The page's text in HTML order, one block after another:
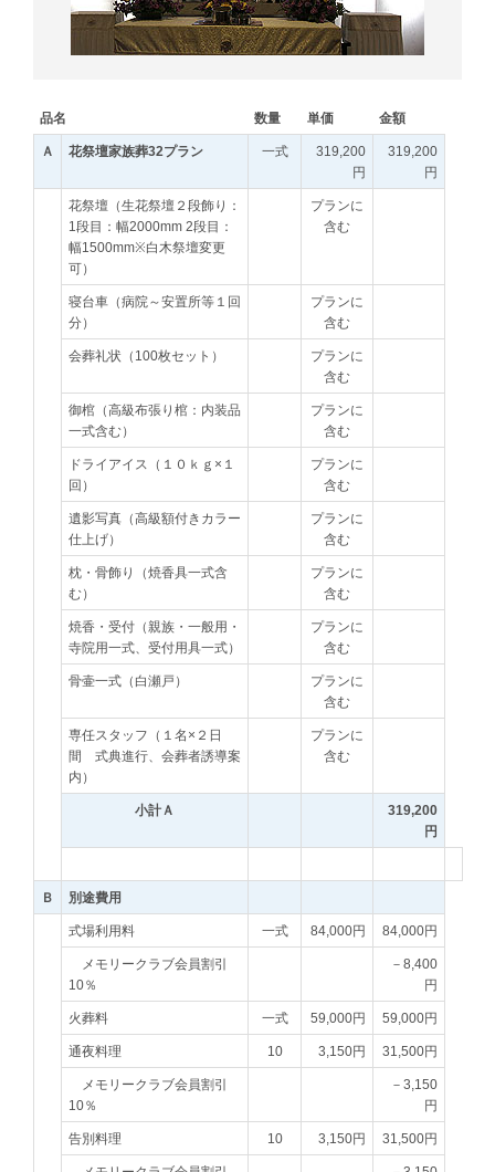
品名 数量 単価 金額
Ａ 花祭壇家族葬32プラン 一式
319,200
円
319,200
円
花祭壇（生花祭壇２段飾り：
1段目：幅2000mm 2段目：
幅1500mm※白木祭壇変更
可）
プランに
含む
寝台車（病院～安置所等１回
分）
プランに
含む
会葬礼状（100枚セット）
プランに
含む
御棺（高級布張り棺：内装品
一式含む）
プランに
含む
ドライアイス（１０ｋｇ×１
回）
プランに
含む
遺影写真（高級額付きカラー
仕上げ）
プランに
含む
枕・骨飾り（焼香具一式含
む）
プランに
含む
焼香・受付（親族・一般用・
寺院用一式、受付用具一式）
プランに
含む
骨壷一式（白瀬戸）
プランに
含む
専任スタッフ（１名×２日
間 式典進行、会葬者誘導案
内）
プランに
含む
小計Ａ
319,200
円
Ｂ 別途費用
式場利用料 一式 84,000円 84,000円
メモリークラブ会員割引
10％
－8,400
円
火葬料 一式 59,000円 59,000円
通夜料理 10 3,150円 31,500円
メモリークラブ会員割引
10％
－3,150
円
告別料理 10 3,150円 31,500円